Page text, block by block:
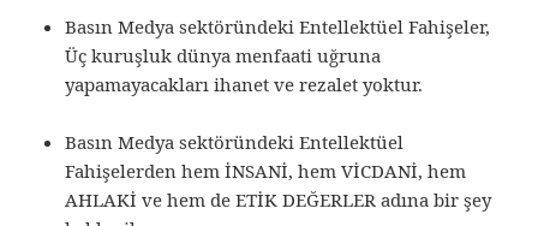
Basın Medya sektöründeki Entellektüel Fahişeler,
Üç kuruşluk dünya menfaati uğruna
yapamayacakları ihanet ve rezalet yoktur.
Basın Medya sektöründeki Entellektüel
Fahişelerden hem İNSANİ, hem VİCDANİ, hem
AHLAKİ ve hem de ETİK DEĞERLER adına bir şey